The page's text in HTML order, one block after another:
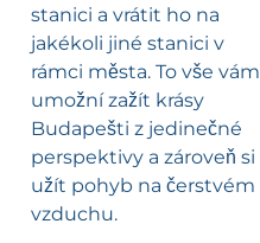
stanici a vrátit ho na
jakékoli jiné stanici v
rámci města. To vše vám
umožní zažít krásy
Budapešti z jedinečné
perspektivy a zároveň si
užít pohyb na čerstvém
vzduchu.